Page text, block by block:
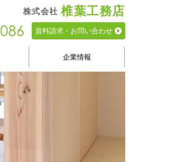
株式会社 椎葉工務店
資料請求・お問い合わせ
企業情報